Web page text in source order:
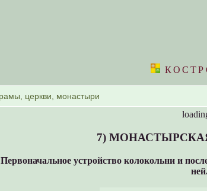
7)
Первоначальное устройство колокольни и